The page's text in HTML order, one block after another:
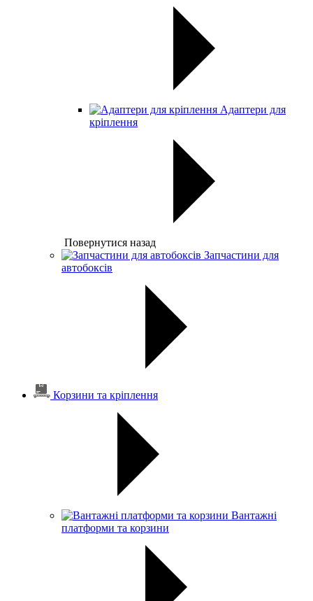
Адаптери для
кріплення
Повернутися назад
Запчастини для
автобоксів
Корзини та кріплення
Вантажні
платформи та корзини